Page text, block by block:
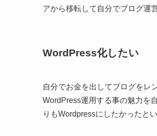
アから移転して自分でブログ運
WordPress化したい
自分でお金を出してブログをレ
WordPress運用する事の魅力を
りもWordpressにしたかったと